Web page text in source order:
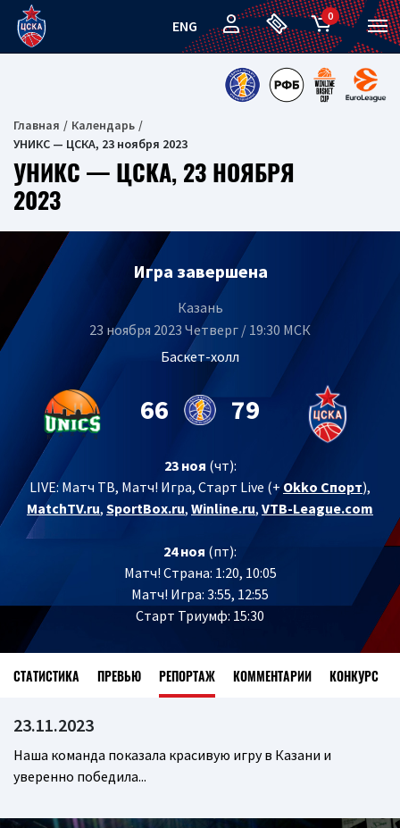
ENG
0
Главная
Календарь
УНИКС — ЦСКА, 23 ноября 2023
УНИКС — ЦСКА, 23 НОЯБРЯ
2023
Игра завершена
Казань
23 ноября 2023 Четверг / 19:30 МСК
Баскет-холл
66 79
23 ноя (чт):
LIVE: Матч ТВ, Матч! Игра, Старт Live (+Okko Спорт),
MatchTV.ru, SportBox.ru, Winline.ru, VTB-League.com
24 ноя (пт):
Матч! Страна: 1:20, 10:05
Матч! Игра: 3:55, 12:55
Старт Триумф: 15:30
СТАТИСТИКА ПРЕВЬЮ РЕПОРТАЖ КОММЕНТАРИИ КОНКУРС
23.11.2023
Наша команда показала красивую игру в Казани и
уверенно победила...